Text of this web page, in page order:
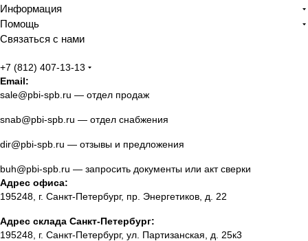
Информация
Помощь
Связаться с нами
+7 (812) 407-13-13
Email:
sale@pbi-spb.ru — отдел продаж
snab@pbi-spb.ru — отдел снабжения
dir@pbi-spb.ru — отзывы и предложения
buh@pbi-spb.ru — запросить документы или акт сверки
Адрес офиса:
195248, г. Санкт-Петербург, пр. Энергетиков, д. 22
Адрес склада Санкт-Петербург:
195248, г. Санкт-Петербург, ул. Партизанская, д. 25к3